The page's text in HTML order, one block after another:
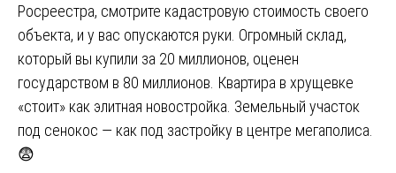
Росреестра, смотрите кадастровую стоимость своего
объекта, и у вас опускаются руки. Огромный склад,
который вы купили за 20 миллионов, оценен
государством в 80 миллионов. Квартира в хрущевке
«стоит» как элитная новостройка. Земельный участок
под сенокос — как под застройку в центре мегаполиса.
😨